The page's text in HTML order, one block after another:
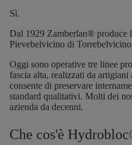
Sì.
Dal 1929 Zamberlan® produce
Pievebelvicino di
Oggi sono operative tre linee
fascia alta, realizzati da
consente di preservare
standard qualitativi. Molti dei
azienda da decenni.
Che cos'è